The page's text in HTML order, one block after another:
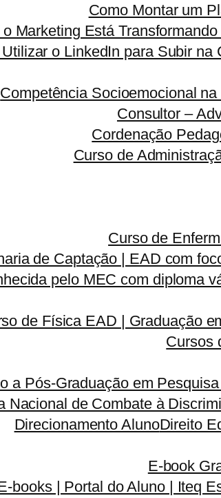
Como Montar um
Marketing Está
o LinkedIn para Subir
Competência Socioemocional
Consultor –
Cordenação
Curso de
Curso de
de Captação | EAD com
pelo MEC com diploma
de Física EAD | Graduação
Cursos
a Pós-Graduação em
Nacional de Combate à
Direcionamento AlunoDireito
E-book
books | Portal do Aluno | Iteq